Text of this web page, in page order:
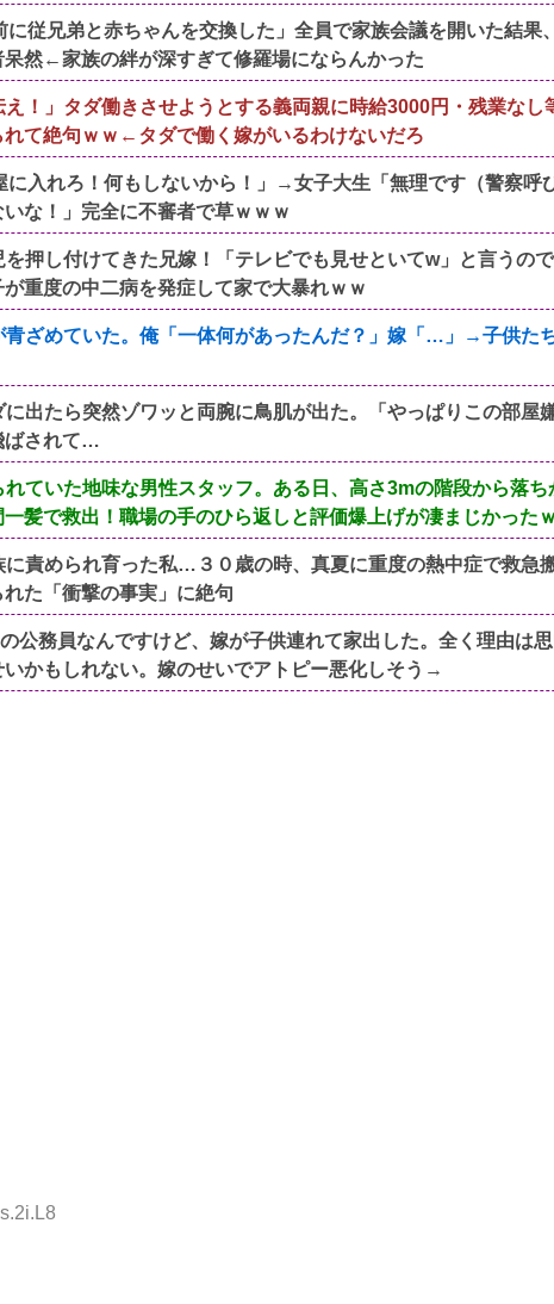
従兄弟と赤ちゃんを交換した」全員で家族会議を開いた結果
然←家族の絆が深すぎて修羅場にならんかった
！」タダ働きさせようとする義両親に時給3000円・残業なし
て絶句ｗｗ←タダで働く嫁がいるわけないだろ
に入れろ！何もしないから！」→女子大生「無理です（警察呼
な！」完全に不審者で草ｗｗｗ
押し付けてきた兄嫁！「テレビでも見せといてw」と言うので
重度の中二病を発症して家で大暴れｗｗ
青ざめていた。俺「一体何があったんだ？」嫁「…」→子供た
出たら突然ゾワッと両腕に鳥肌が出た。「やっぱりこの部屋
ばされて…
ていた地味な男性スタッフ。ある日、高さ3mの階段から落
髪で救出！職場の手のひら返しと評価爆上げが凄まじかった
に責められ育った私…３０歳の時、真夏に重度の熱中症で救急
た「衝撃の事実」に絶句
公務員なんですけど、嫁が子供連れて家出した。全く理由は
かもしれない。嫁のせいでアトピー悪化しそう→